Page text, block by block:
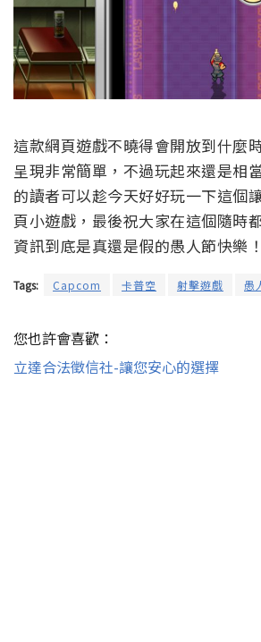
這款網頁遊戲不曉得會開放到什麼
呈現非常簡單，不過玩起來還是相
的讀者可以趁今天好好玩一下這個
頁小遊戲，最後祝大家在這個隨時
資訊到底是真還是假的愚人節快樂！
Tags: Capcom 卡普空 射擊遊戲 愚
您也許會喜歡：
立達合法徵信社-讓您安心的選擇